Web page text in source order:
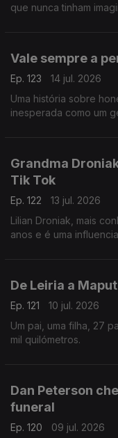
que nunca tinham
Vale sempre a
Ep. 123
14 jul. 2026
Uma história sobre
inesperada como um
Grandma
Tik Tok
Ep. 122
13 jul. 2026
Lilian Droniak, mais
anos e é uma
De Leiria a
Ep. 121
10 jul. 2026
Um pai, uma filha, 27
mil quilómetros.
Dan Peterson
funeral
Ep. 120 09 jul. 2026